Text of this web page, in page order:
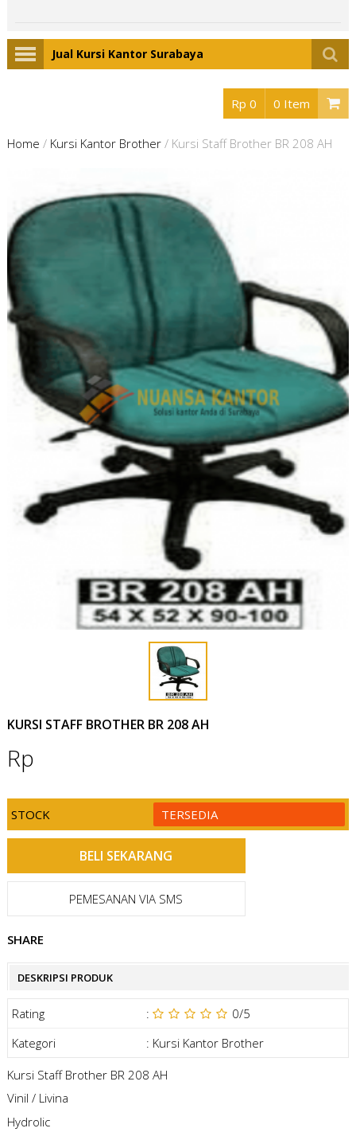
Jual Kursi Kantor Surabaya
Rp 0 0 Item
Home / Kursi Kantor Brother/ Kursi Staff Brother BR 208 AH
KURSI STAFF BROTHER BR 208 AH
Rp
STOCK TERSEDIA
PEMESANAN VIA SMS
SHARE
DESKRIPSI PRODUK
Rating : 0/5
Kategori
: Kursi Kantor Brother
Kursi Staff Brother BR 208 AH
Vinil / Livina
Hydrolic